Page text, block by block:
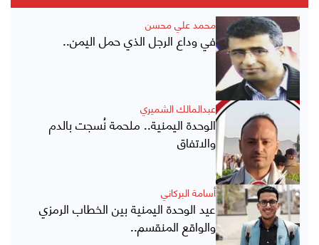
محمد علي محسن
في وداع الرجل الذي حمل اليمن..
عبدالمالك الشميري
الوحدة اليمنية.. ملحمة نُسجت بالدم
والاتفاق
أسامة البركاني
عيد الوحدة اليمنية بين الخطاب الرمزي
والواقع المنقسم..